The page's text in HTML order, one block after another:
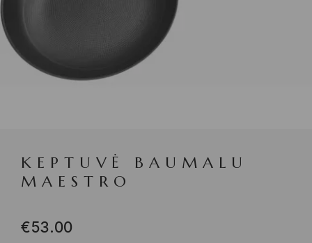
KEPTUVĖ BAUMALU
MAESTRO
€53.00